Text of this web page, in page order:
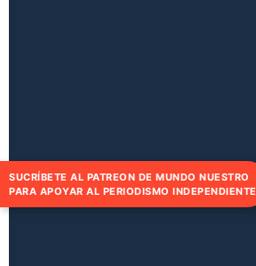
SUCRÍBETE AL PATREON DE MUNDO NUESTRO
PARA APOYAR AL PERIODISMO INDEPENDIENTE